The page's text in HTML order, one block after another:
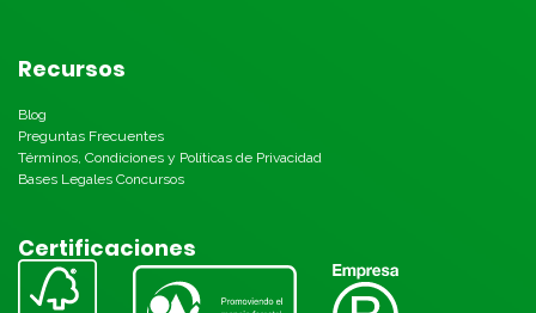
Recursos
Blog
Preguntas Frecuentes
Términos, Condiciones y Políticas de Privacidad
Bases Legales Concursos
Certificaciones